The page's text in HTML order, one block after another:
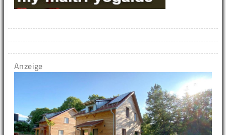
Anzeige